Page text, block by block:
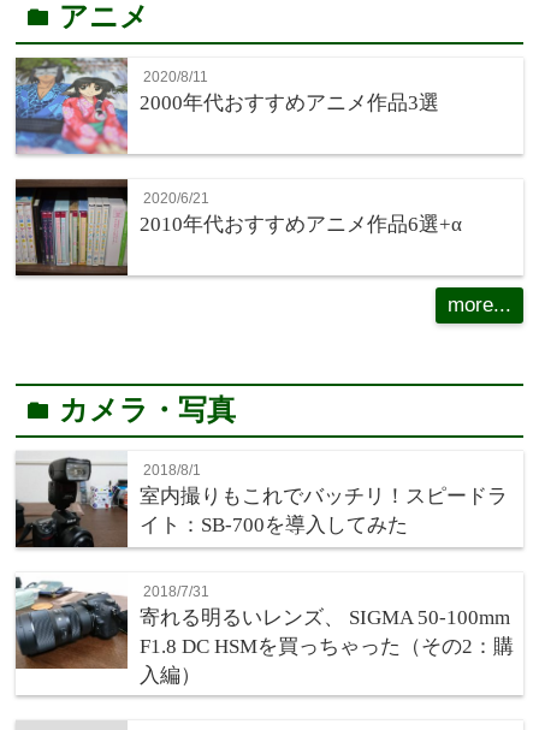
folder アニメ
2020/8/11
2000年代おすすめアニメ作品3選
2020/6/21
2010年代おすすめアニメ作品6選+α
more...
folder カメラ・写真
2018/8/1
室内撮りもこれでバッチリ！スピードラ
イト：SB-700を導入してみた
2018/7/31
寄れる明るいレンズ、 SIGMA 50-100mm
F1.8 DC HSMを買っちゃった（その2：購
入編）